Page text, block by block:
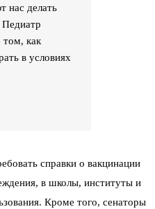
нас делать
том, как
в условиях
справки о вакцинации
в школы, институты и
Кроме того, сенаторы